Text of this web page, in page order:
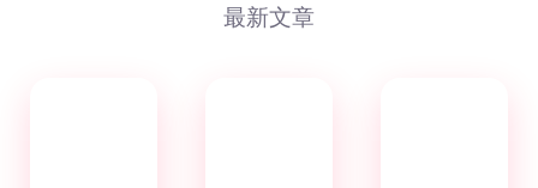
最新文章